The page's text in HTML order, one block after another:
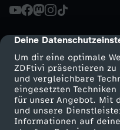
cmp-dialog-
Deine
Um dir eine optimale
ZDFtivi präsentieren zu
und vergleichbare
eingesetzten
für unser Angebot. Mit
und unsere
Informationen auf
-
R
o
b
e
Mehr ZDF
ZDF-Apps